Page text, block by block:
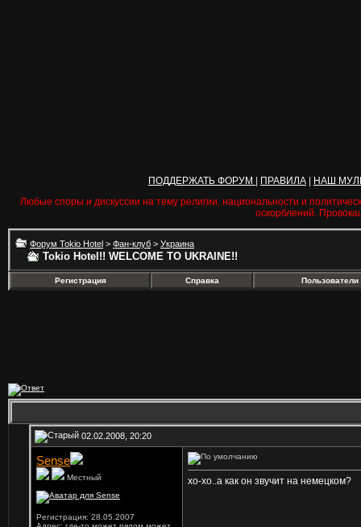
ПОДДЕРЖАТЬ ФОРУМ ПРАВИЛА
НАШ
Любые споры и дискуссии на тему религии, национальности и
оскорблений.
Форум Tokio Hotel > Фан-клуб > Украина
Tokio Hotel!! WELCOME TO UKRAINE!!
Регистрация Справка Пользователи
02.02.2008, 20:20
Sense
Местный
Регистрация: 28.05.2007
хо-хо..а как он звучит на немецком?